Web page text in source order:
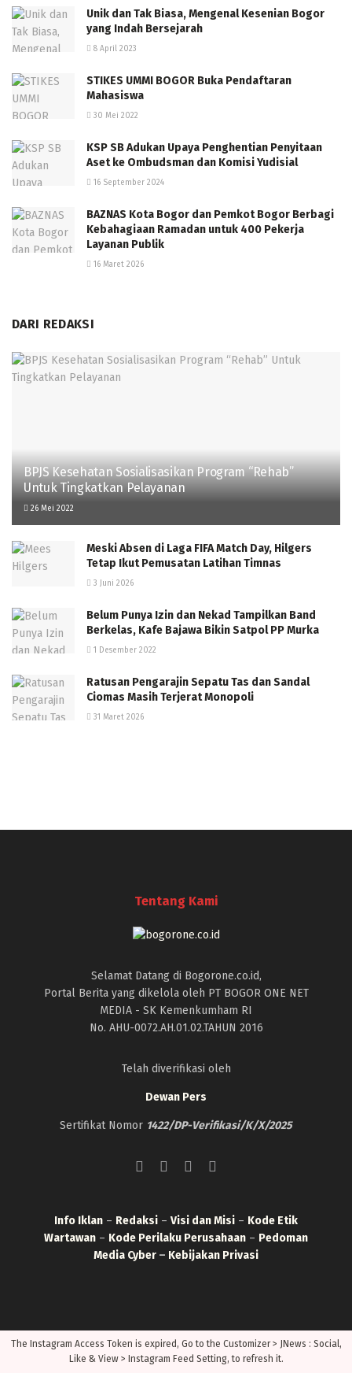
Unik dan Tak Biasa, Mengenal Kesenian Bogor
yang Indah Bersejarah
8 April 2023
STIKES UMMI BOGOR Buka Pendaftaran
Mahasiswa
30 Mei 2022
KSP SB Adukan Upaya Penghentian Penyitaan
Aset ke Ombudsman dan Komisi Yudisial
16 September 2024
BAZNAS Kota Bogor dan Pemkot Bogor Berbagi
Kebahagiaan Ramadan untuk 400 Pekerja
Layanan Publik
16 Maret 2026
DARI REDAKSI
BPJS Kesehatan Sosialisasikan Program “Rehab”
Untuk Tingkatkan Pelayanan
26 Mei 2022
Meski Absen di Laga FIFA Match Day, Hilgers
Tetap Ikut Pemusatan Latihan Timnas
3 Juni 2026
Belum Punya Izin dan Nekad Tampilkan Band
Berkelas, Kafe Bajawa Bikin Satpol PP Murka
1 Desember 2022
Ratusan Pengarajin Sepatu Tas dan Sandal
Ciomas Masih Terjerat Monopoli
31 Maret 2026
Tentang Kami
Selamat Datang di Bogorone.co.id,
Portal Berita yang dikelola oleh PT BOGOR ONE NET
MEDIA - SK Kemenkumham RI
No. AHU-0072.AH.01.02.TAHUN 2016
Telah diverifikasi oleh
Dewan Pers
Sertifikat Nomor 1422/DP-Verifikasi/K/X/2025
Info Iklan – Redaksi – Visi dan Misi – Kode Etik
Wartawan – Kode Perilaku Perusahaan – Pedoman
Media Cyber – Kebijakan Privasi
The Instagram Access Token is expired, Go to the Customizer > JNews : Social,
Like & View > Instagram Feed Setting, to refresh it.